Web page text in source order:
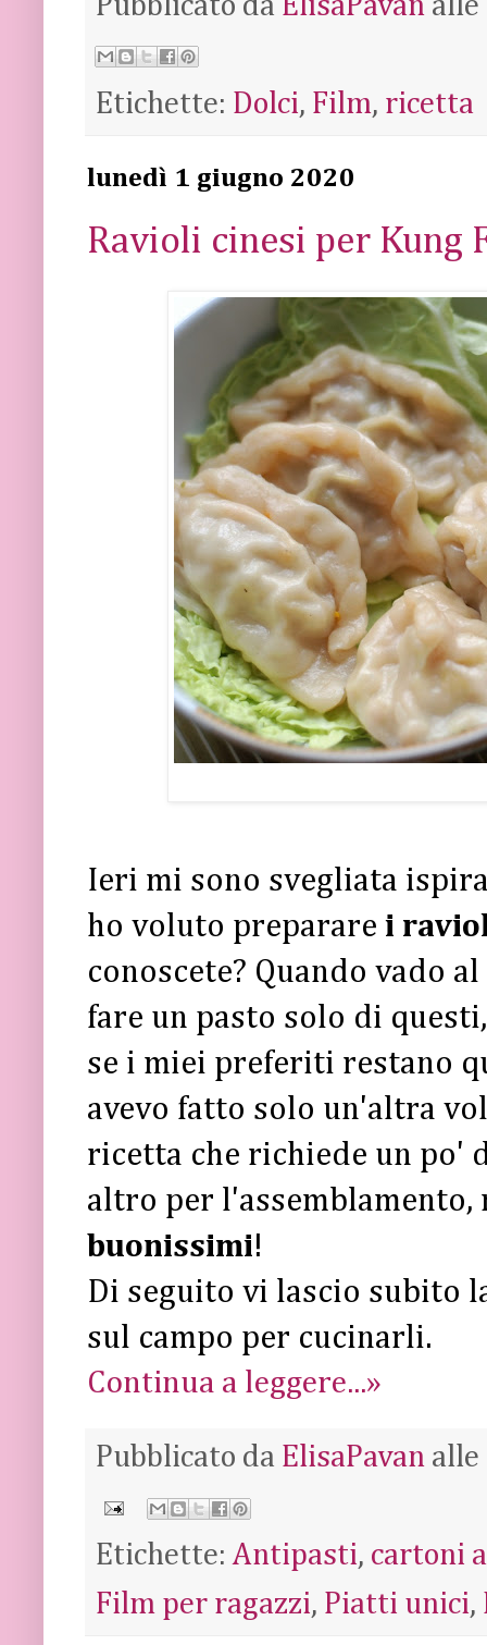
Pubblicato da ElisaPavan alle
Etichette: Dolci, Film, ricetta
lunedì 1 giugno 2020
Ravioli cinesi per Kung
Ieri mi sono svegliata
ho voluto preparare i
conoscete? Quando vado
fare un pasto solo di
se i miei preferiti restano
avevo fatto solo un'altra
ricetta che richiede un po'
altro per l'assemblamento,
buonissimi!
Di seguito vi lascio subito
sul campo per cucinarli.
Continua a leggere...»
Pubblicato da ElisaPavan alle
Etichette:Antipasti, cartoni
Film per ragazzi, Piatti unici,